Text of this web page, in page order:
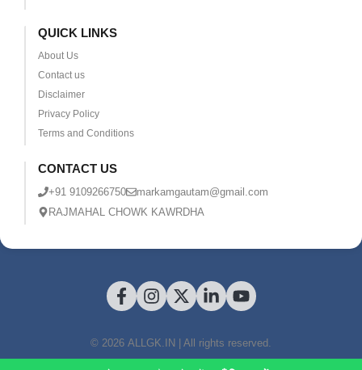
QUICK LINKS
About Us
Contact us
Disclaimer
Privacy Policy
Terms and Conditions
CONTACT US
+91 9109266750
markamgautam@gmail.com
RAJMAHAL CHOWK KAWRDHA
© 2026 ALLGK.IN | All rights reserved.